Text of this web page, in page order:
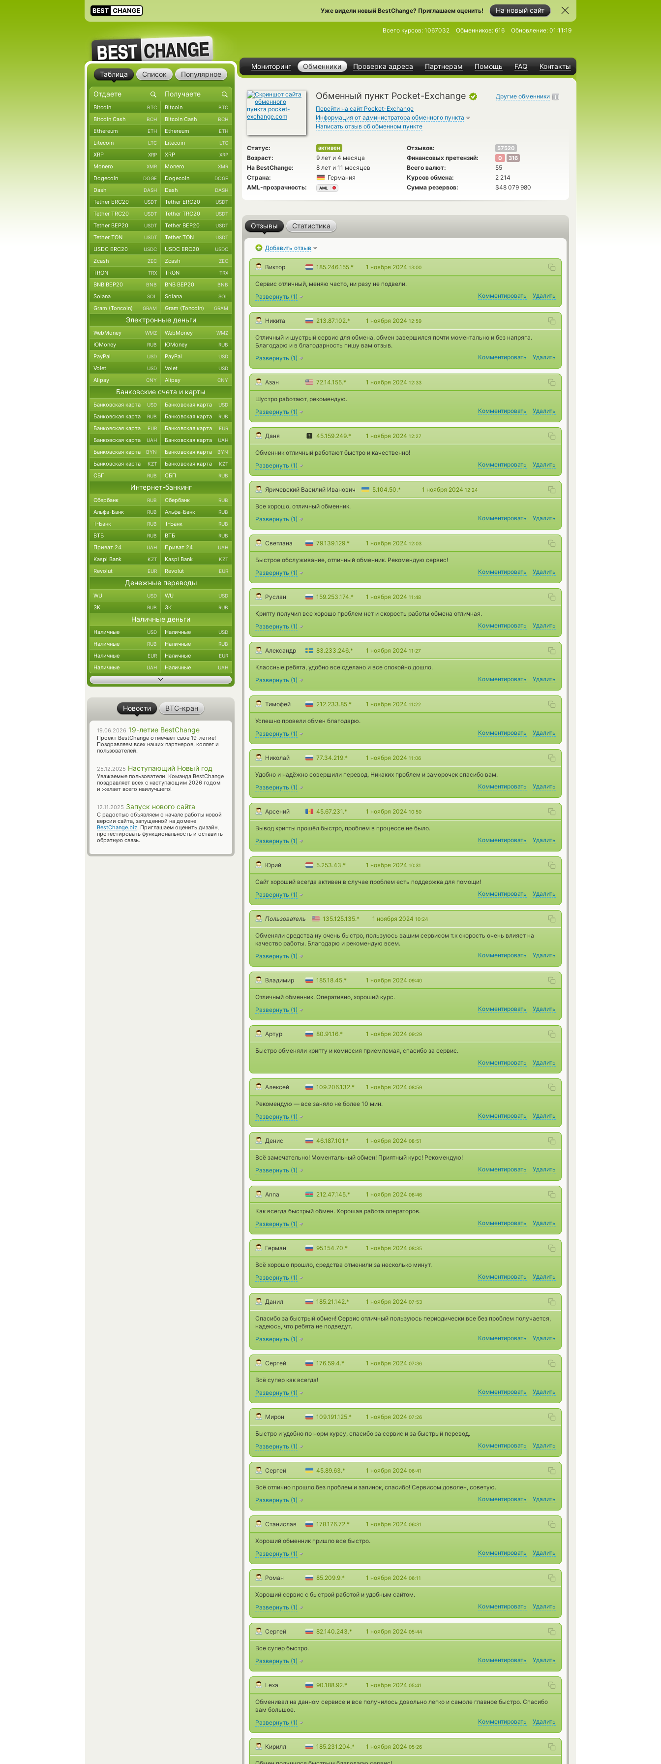
На новый сайт
Уже видели новый BestChange? Приглашаем оценить!
Мониторинг Обменники Проверка адреса Партнерам Помощь FAQ Контакты
Всего курсов: 1067032 Обменников: 616 Обновление: 01:11:19
Обменный пункт Pocket-Exchange
Перейти на сайт Pocket-Exchange
Информация от администратора обменного пункта
Написать отзыв об обменном пункте
Другие обменники
Статус: активен Отзывов: 57520
Возраст: 9 лет и 4 месяца Финансовых претензий: 0 316
На BestChange: 8 лет и 11 месяцев Всего валют:
55
Страна:
Германия Курсов обмена:
2 214
AML-прозрачность:
AML Сумма резервов: $48 079 980
Отзывы Статистика
Добавить отзыв
Виктор 185.246.155.* 1 ноября 2024 13:00
Сервис отличный, меняю часто, ни разу не подвели.
Развернуть (1) Комментировать Удалить
Никита 213.87.102.* 1 ноября 2024 12:59
Отличный и шустрый сервис для обмена, обмен завершился почти моментально и без напряга.
Благодарю и в благодарность пишу вам отзыв.
Развернуть (1) Комментировать Удалить
Азан 72.14.155.* 1 ноября 2024 12:33
Шустро работают, рекомендую.
Развернуть (1) Комментировать Удалить
Даня 45.159.249.* 1 ноября 2024 12:27
Обменник отличный работают быстро и качественно!
Развернуть (1) Комментировать Удалить
Яричевский Василий Иванович 5.104.50.* 1 ноября 2024 12:24
Все хорошо, отличный обменник.
Развернуть (1) Комментировать Удалить
Светлана 79.139.129.* 1 ноября 2024 12:03
Быстрое обслуживание, отличный обменник. Рекомендую сервис!
Развернуть (1) Комментировать Удалить
Руслан 159.253.174.* 1 ноября 2024 11:48
Крипту получил все хорошо проблем нет и скорость работы обмена отличная.
Развернуть (1) Комментировать Удалить
Александр 83.233.246.* 1 ноября 2024 11:27
Классные ребята, удобно все сделано и все спокойно дошло.
Развернуть (1) Комментировать Удалить
Тимофей 212.233.85.* 1 ноября 2024 11:22
Успешно провели обмен благодарю.
Развернуть (1) Комментировать Удалить
Николай 77.34.219.* 1 ноября 2024 11:06
Удобно и надёжно совершили перевод. Никаких проблем и заморочек спасибо вам.
Развернуть (1) Комментировать Удалить
Арсений 45.67.231.* 1 ноября 2024 10:50
Вывод крипты прошёл быстро, проблем в процессе не было.
Развернуть (1) Комментировать Удалить
Юрий 5.253.43.* 1 ноября 2024 10:31
Сайт хороший всегда активен в случае проблем есть поддержка для помощи!
Развернуть (1) Комментировать Удалить
Пользователь 135.125.135.* 1 ноября 2024 10:24
Обменяли средства ну очень быстро, пользуюсь вашим сервисом т.к скорость очень влияет на
качество работы. Благодарю и рекомендую всем.
Развернуть (1) Комментировать Удалить
Владимир 185.18.45.* 1 ноября 2024 09:40
Отличный обменник. Оперативно, хороший курс.
Развернуть (1) Комментировать Удалить
Артур 80.91.16.* 1 ноября 2024 09:29
Быстро обменяли крипту и комиссия приемлемая, спасибо за сервис.
Комментировать
Удалить
Алексей 109.206.132.* 1 ноября 2024 08:59
Рекомендую — все заняло не более 10 мин.
Развернуть (1) Комментировать Удалить
Денис 46.187.101.* 1 ноября 2024 08:51
Всё замечательно! Моментальный обмен! Приятный курс! Рекомендую!
Развернуть (1) Комментировать Удалить
Anna 212.47.145.* 1 ноября 2024 08:46
Как всегда быстрый обмен. Хорошая работа операторов.
Развернуть (1) Комментировать Удалить
Герман 95.154.70.* 1 ноября 2024 08:35
Всё хорошо прошло, средства отменили за несколько минут.
Развернуть (1) Комментировать Удалить
Данил 185.21.142.* 1 ноября 2024 07:53
Спасибо за быстрый обмен! Сервис отличный пользуюсь периодически все без проблем получается,
надеюсь, что ребята не подведут.
Развернуть (1) Комментировать Удалить
Сергей 176.59.4.* 1 ноября 2024 07:36
Всё супер как всегда!
Развернуть (1) Комментировать Удалить
Мирон 109.191.125.* 1 ноября 2024 07:26
Быстро и удобно по норм курсу, спасибо за сервис и за быстрый перевод.
Развернуть (1) Комментировать Удалить
Сергей 45.89.63.* 1 ноября 2024 06:41
Всё отлично прошло без проблем и запинок, спасибо! Сервисом доволен, советую.
Развернуть (1) Комментировать Удалить
Станислав 178.176.72.* 1 ноября 2024 06:31
Хороший обменник пришло все быстро.
Развернуть (1) Комментировать Удалить
Роман 85.209.9.* 1 ноября 2024 06:11
Хороший сервис с быстрой работой и удобным сайтом.
Развернуть (1) Комментировать Удалить
Сергей 82.140.243.* 1 ноября 2024 05:44
Все супер быстро.
Развернуть (1) Комментировать Удалить
Lexa 90.188.92.* 1 ноября 2024 05:41
Обменивал на данном сервисе и все получилось довольно легко и самоле главное быстро. Спасибо
вам большое.
Развернуть (1) Комментировать Удалить
Кирилл 185.231.204.* 1 ноября 2024 05:26
Таблица Список Популярное
Bitcoin BTC Bitcoin BTC
Bitcoin Cash BCH Bitcoin Cash BCH
Ethereum ETH Ethereum ETH
Litecoin LTC Litecoin LTC
XRP XRP XRP XRP
Monero XMR Monero XMR
Dogecoin DOGE Dogecoin DOGE
Dash DASH Dash DASH
Tether ERC20 USDT Tether ERC20 USDT
Tether TRC20 USDT Tether TRC20 USDT
Tether BEP20 USDT Tether BEP20 USDT
Tether TON USDT Tether TON USDT
USDC ERC20 USDC USDC ERC20 USDC
Zcash ZEC Zcash ZEC
TRON TRX TRON TRX
BNB BEP20 BNB BNB BEP20 BNB
Solana SOL Solana SOL
Gram (Toncoin) GRAM Gram (Toncoin) GRAM
Электронные деньги
WebMoney WMZ WebMoney WMZ
ЮMoney RUB ЮMoney RUB
PayPal USD PayPal USD
Volet USD Volet USD
Alipay CNY Alipay CNY
Банковские счета и карты
Банковская карта USD Банковская карта USD
Банковская карта RUB Банковская карта RUB
Банковская карта EUR Банковская карта EUR
Банковская карта UAH Банковская карта UAH
Банковская карта BYN Банковская карта BYN
Банковская карта KZT Банковская карта KZT
СБП RUB СБП RUB
Интернет-банкинг
Сбербанк RUB Сбербанк RUB
Альфа-Банк RUB Альфа-Банк RUB
Т-Банк RUB Т-Банк RUB
ВТБ RUB ВТБ RUB
Приват 24 UAH Приват 24 UAH
Kaspi Bank KZT Kaspi Bank KZT
Revolut EUR Revolut EUR
Денежные переводы
WU USD WU USD
ЗК RUB ЗК RUB
Наличные деньги
Наличные USD Наличные USD
Наличные RUB Наличные RUB
Наличные EUR Наличные EUR
Наличные UAH Наличные UAH
Новости BTC-кран
19.06.2026 19-летие BestChange
Проект BestChange отмечает свое 19-летие!
Поздравляем всех наших партнеров, коллег и
пользователей.
25.12.2025 Наступающий Новый год
Уважаемые пользователи! Команда BestChange
поздравляет всех с наступающим 2026 годом
и желает всего наилучшего!
12.11.2025 Запуск нового сайта
С радостью объявляем о начале работы новой
версии сайта, запущенной на домене
BestChange.biz. Приглашаем оценить дизайн,
протестировать функциональность и оставить
обратную связь.